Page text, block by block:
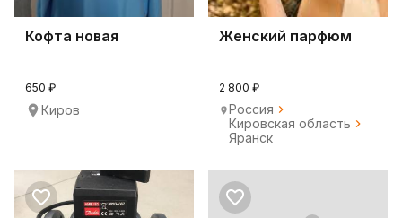
Кофта новая
650 ₽
Киров
Женский парфюм
2 800 ₽
Россия
Кировская область
Яранск